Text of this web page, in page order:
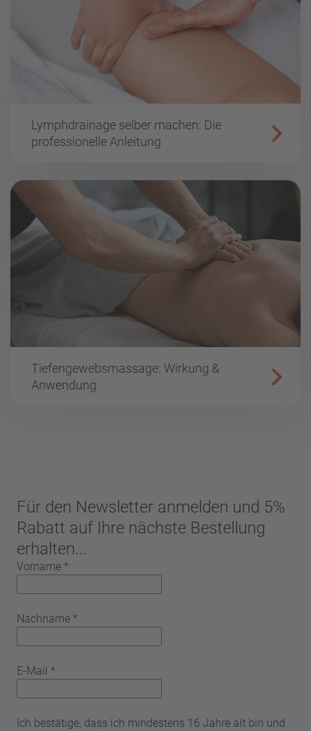
Lymphdrainage selber machen: Die
professionelle Anleitung
Tiefengewebsmassage: Wirkung &
Anwendung
Für den Newsletter anmelden und 5%
Rabatt auf Ihre nächste Bestellung
erhalten...
Vorname *
Nachname *
E-Mail *
Ich bestätige, dass ich mindestens 16 Jahre alt bin und